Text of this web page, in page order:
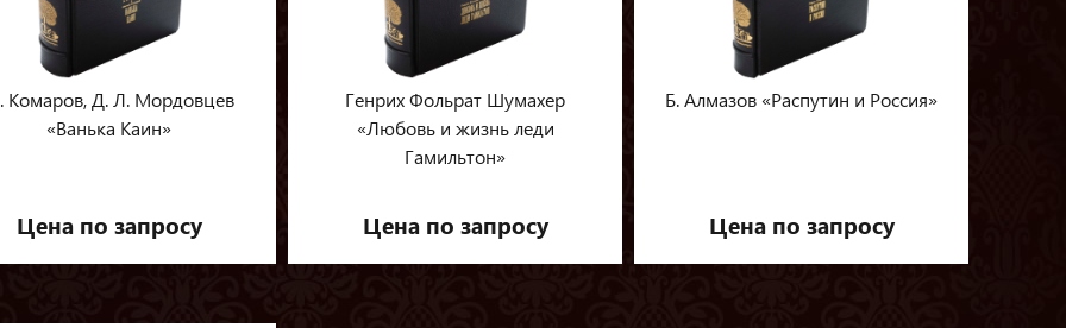
Комаров, Д. Л. Мордовцев
«Ванька Каин»
Цена по запросу
Генрих Фольрат Шумахер
«Любовь и жизнь леди
Гамильтон»
Цена по запросу
Б. Алмазов «Распутин и Россия»
Цена по запросу